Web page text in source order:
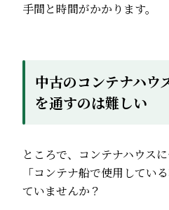
手間と時間がかかります。
中古のコンテナハウ
を通すのは難しい
ところで、コンテナハウス
「コンテナ船で使用してい
ていませんか？